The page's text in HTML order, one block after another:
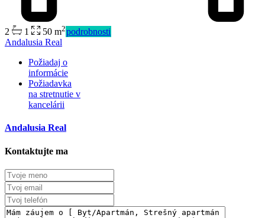
2 1 50 m2podrobnosti
Andalusia Real
Požiadaj o
informácie
Požiadavka
na stretnutie v
kancelárii
Andalusia Real
Kontaktujte ma